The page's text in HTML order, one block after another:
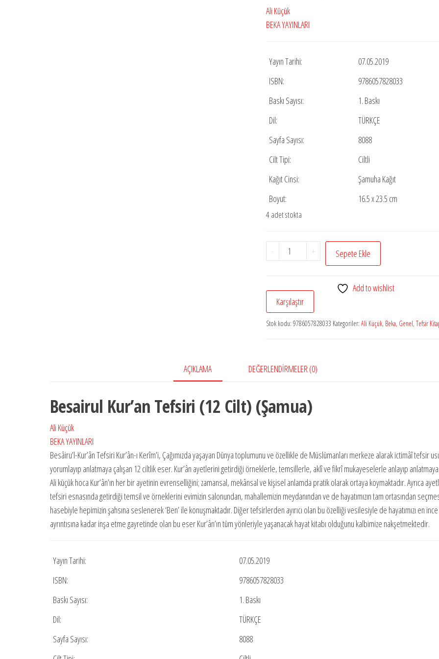
₺18.000,00.
Ali Küçük
BEKA YAYINLARI
Yayın Tarihi:
07.05.2019
ISBN:
9786057828033
Baskı Sayısı:
1. Baskı
Dil:
TÜRKÇE
Sayfa Sayısı:
8088
Cilt Tipi:
Ciltli
Kağıt Cinsi:
Şamuha Kağıt
Boyut:
16.5 x 23.5 cm
4 adet stokta
-
Besairul
Kur’an
(12
Cilt)
(Şamua)
+ Sepete Ekle
Add to wishlist
Karşılaştır
Stok kodu: 9786057828033 Kategoriler: Ali Küçük, Beka, Genel, Tefsir
AÇIKLAMA DEĞERLENDIRMELER (0)
Besairul Kur’an Tefsiri (12 Cilt) (Şamua)
Ali Küçük
BEKA YAYINLARI
Besâiru’l-Kur’ân Tefsiri Kur’ân-ı Kerîm’i, Çağımızda yaşayan Dünya toplumunu ve özellikle de Müslümanları merkeze alarak ictimâî tefsir
yorumlayıp anlatmaya çalışan 12 ciltlik eser. Kur’ân ayetlerini getirdiği örneklerle, temsillerle, aklî ve fikrî mukayeselerle anlayıp anlatmaya
Ali küçük hoca Kur’ân’ın her bir ayetinin evrenselliğini; zamansal, mekânsal ve kişisel anlamda pratik olarak ortaya koymaktadır. Ayrıca
tefsiri esnasında getirdiği temsil ve örneklerini evimizin salonundan, mahallemizin meydanından ve de hayatımızın tam ortasından
hasebiyle hepimizin şahsına seslenerek ‘Ben’ ile konuşmaktadır. Diğer tefsirlerden ayırıcı olan bu özelliği vesilesiyle de hayatımızı en ince
ayrıntısına kadar inşa etme gayretinde olan bu eser Kur’ân’ın tüm yönleriyle yaşanacak hayat kitabı olduğunu kalbimize nakşetmektedir.
Yayın Tarihi:
07.05.2019
ISBN:
9786057828033
Baskı Sayısı:
1. Baskı
Dil:
TÜRKÇE
Sayfa Sayısı:
8088